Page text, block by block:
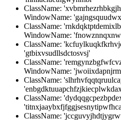
ClassName:
WindowName:
ClassName:
WindowName:
ClassName:
'gtbixvsudllsdctosvsj'
ClassName:
WindowName:
ClassName:
ClassName:
ClassName: